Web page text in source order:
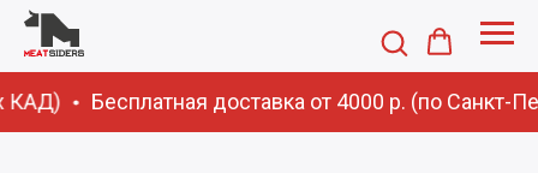
КАД) Бесплатная доставка от 4000 р. (по Санкт-